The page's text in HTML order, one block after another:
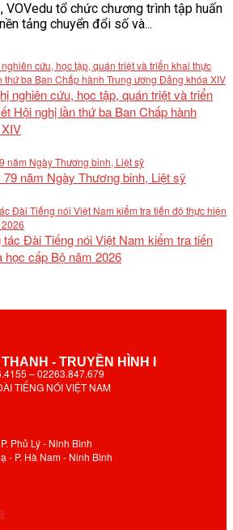
tổ chức chương trình tập huấn
tảng chuyển đổi số và...
nghiên cứu, học tập, quán triệt và triển
Hội nghị lần thứ ba Ban Chấp hành
năm Ngày Thương binh, Liệt sỹ
tác Đài Tiếng nói Việt Nam kiểm tra tiến
học cấp Bộ năm 2026
- TRUYỀN HÌNH I
– 02263.847.679
TIẾNG NÓI VIỆT NAM
Phủ Lý - Ninh Bình
- P. Hà Nam - Ninh Bình